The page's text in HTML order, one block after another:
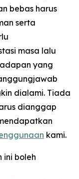
bebas harus
serta
masa lalu
yang
dialami. Tiada
dianggap
kami.
ini boleh